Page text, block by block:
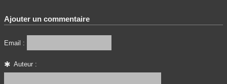
Ajouter un commentaire
Email :
Auteur :